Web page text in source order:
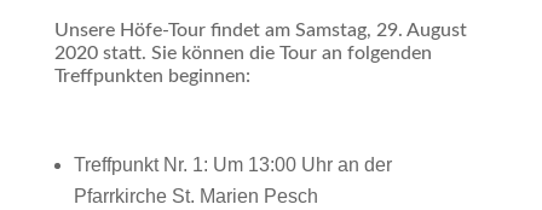
Unsere Höfe-Tour findet am Samstag, 29. August
2020 statt. Sie können die Tour an folgenden
Treffpunkten beginnen:
Treffpunkt Nr. 1: Um 13:00 Uhr an der
Pfarrkirche St. Marien Pesch